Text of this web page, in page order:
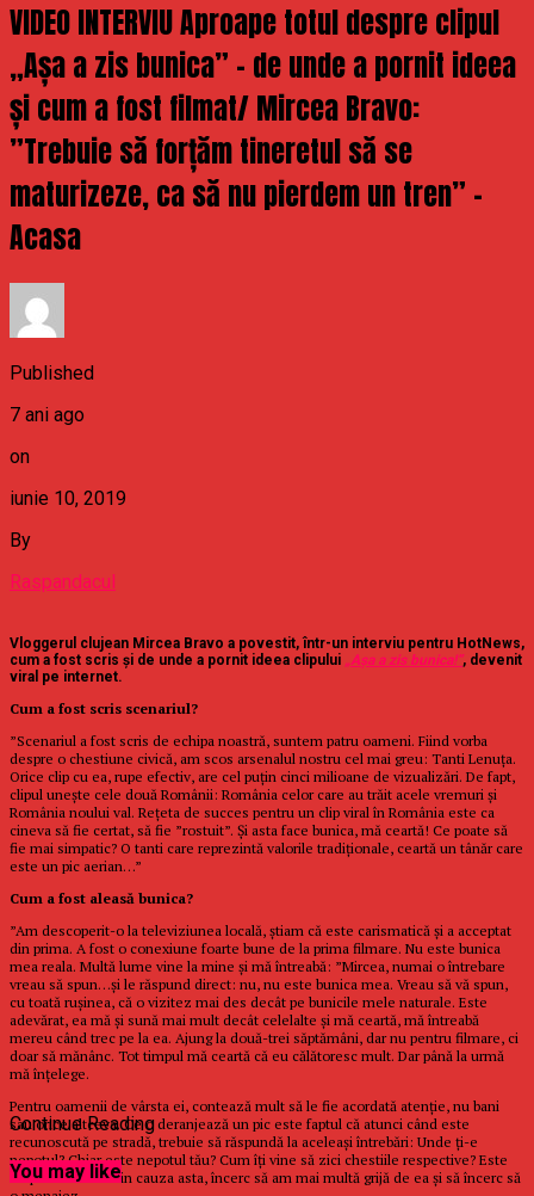
VIDEO INTERVIU Aproape totul despre clipul
„Așa a zis bunica” – de unde a pornit ideea
și cum a fost filmat/ Mircea Bravo:
”Trebuie să forțăm tineretul să se
maturizeze, ca să nu pierdem un tren” –
Acasa
Published
7 ani ago
on
iunie 10, 2019
By
Raspandacul
Vloggerul clujean Mircea Bravo a povestit, într-un interviu pentru HotNews,
cum a fost scris și de unde a pornit ideea clipului „Așa a zis bunica!”, devenit
viral pe internet.
Cum a fost scris scenariul?
”Scenariul a fost scris de echipa noastră, suntem patru oameni. Fiind vorba
despre o chestiune civică, am scos arsenalul nostru cel mai greu: Tanti Lenuța.
Orice clip cu ea, rupe efectiv, are cel puțin cinci milioane de vizualizări. De fapt,
clipul unește cele două Românii: România celor care au trăit acele vremuri și
România noului val. Rețeta de succes pentru un clip viral în România este ca
cineva să fie certat, să fie ”rostuit”. Și asta face bunica, mă ceartă! Ce poate să
fie mai simpatic? O tanti care reprezintă valorile tradiționale, ceartă un tânăr care
este un pic aerian…”
Cum a fost aleasă bunica?
”Am descoperit-o la televiziunea locală, știam că este carismatică și a acceptat
din prima. A fost o conexiune foarte bune de la prima filmare. Nu este bunica
mea reala. Multă lume vine la mine și mă întreabă: ”Mircea, numai o întrebare
vreau să spun…și le răspund direct: nu, nu este bunica mea. Vreau să vă spun,
cu toată rușinea, că o vizitez mai des decât pe bunicile mele naturale. Este
adevărat, ea mă și sună mai mult decât celelalte și mă ceartă, mă întreabă
mereu când trec pe la ea. Ajung la două-trei săptămâni, dar nu pentru filmare, ci
doar să mănânc. Tot timpul mă ceartă că eu călătoresc mult. Dar până la urmă
mă înțelege.
Pentru oamenii de vârsta ei, contează mult să le fie acordată atenție, nu bani
sau orice altceva. Ce o deranjează un pic este faptul că atunci când este
recunoscută pe stradă, trebuie să răspundă la aceleași întrebări: Unde ți-e
nepotul? Chiar este nepotul tău? Cum îți vine să zici chestiile respective? Este
un pic obositor. Din cauza asta, încerc să am mai multă grijă de ea și să încerc să
Continue Reading
You may like